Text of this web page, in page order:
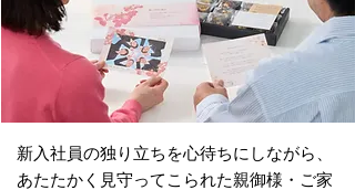
新入社員の独り立ちを心待ちにしながら、
あたたかく見守ってこられた親御様・ご家